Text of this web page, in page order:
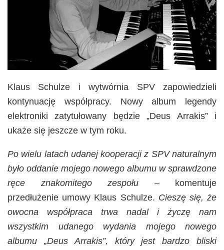
Klaus Schulze i wytwórnia SPV zapowiedzieli
kontynuację współpracy. Nowy album legendy
elektroniki zatytułowany będzie „Deus Arrakis” i
ukaże się jeszcze w tym roku.
Po wielu latach udanej kooperacji z SPV naturalnym
było oddanie mojego nowego albumu w sprawdzone
ręce znakomitego zespołu
– komentuje
przedłużenie umowy Klaus Schulze. Cieszę się, że
owocna współpraca trwa nadal i życzę nam
wszystkim udanego wydania mojego nowego
albumu „Deus Arrakis”,
który jest bardzo bliski